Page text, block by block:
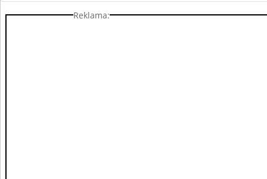
Reklama: